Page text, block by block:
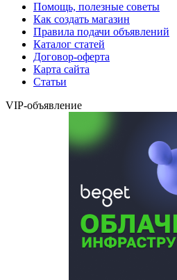
Помощь, полезные советы
Как создать магазин
Правила подачи объявлений
Каталог статей
Договор-оферта
Карта сайта
Статьи
VIP-объявление